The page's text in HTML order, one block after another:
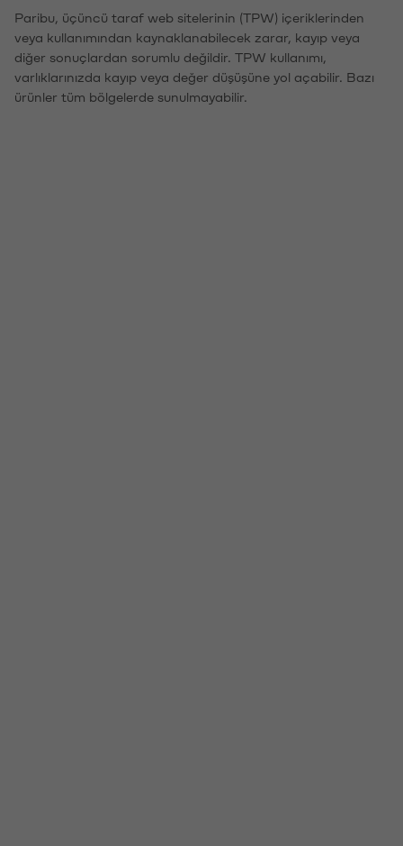
Paribu, üçüncü taraf web sitelerinin (TPW) içeriklerinden
veya kullanımından kaynaklanabilecek zarar, kayıp veya
diğer sonuçlardan sorumlu değildir. TPW kullanımı,
varlıklarınızda kayıp veya değer düşüşüne yol açabilir. Bazı
ürünler tüm bölgelerde sunulmayabilir.